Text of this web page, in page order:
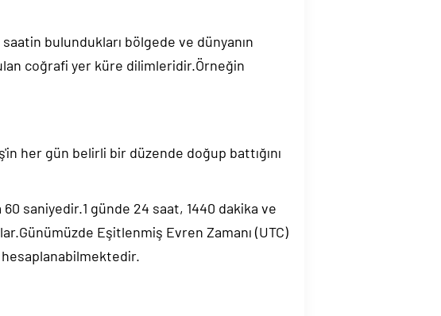
bulundukları bölgede ve dünyanın
coğrafi yer küre dilimleridir.Örneğin
her gün belirli bir düzende doğup battığını
saniyedir.1 günde 24 saat, 1440 dakika ve
Eşitlenmiş Evren Zamanı (UTC)